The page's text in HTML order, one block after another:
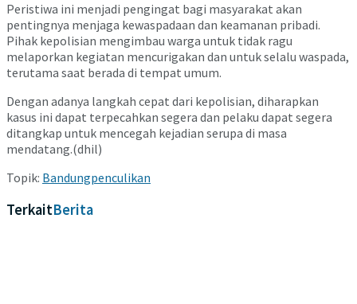
Peristiwa ini menjadi pengingat bagi masyarakat akan
pentingnya menjaga kewaspadaan dan keamanan pribadi.
Pihak kepolisian mengimbau warga untuk tidak ragu
melaporkan kegiatan mencurigakan dan untuk selalu waspada,
terutama saat berada di tempat umum.
Dengan adanya langkah cepat dari kepolisian, diharapkan
kasus ini dapat terpecahkan segera dan pelaku dapat segera
ditangkap untuk mencegah kejadian serupa di masa
mendatang.(dhil)
Topik: Bandungpenculikan
TerkaitBerita